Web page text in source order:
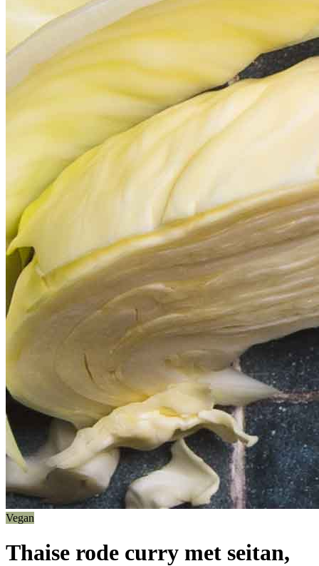
Vegan
Thaise rode curry met seitan,